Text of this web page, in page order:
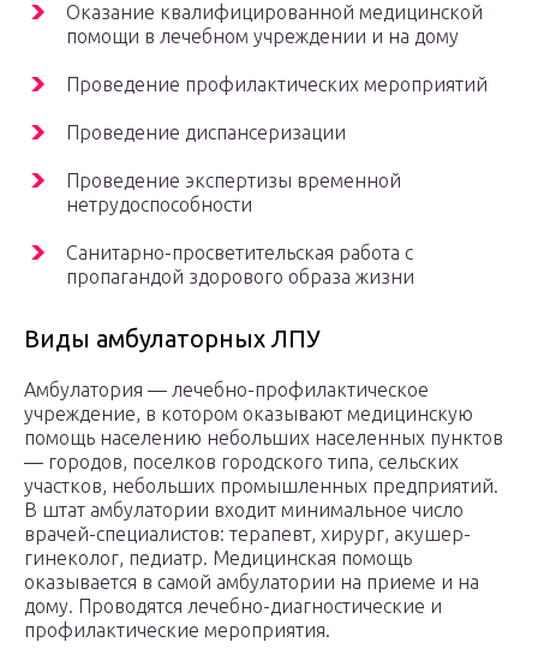
Оказание квалифицированной медицинской
помощи в лечебном учреждении и на дому
Проведение профилактических мероприятий
Проведение диспансеризации
Проведение экспертизы временной
нетрудоспособности
Санитарно-просветительская работа с
пропагандой здорового образа жизни
Виды амбулаторных ЛПУ
Амбулатория — лечебно-профилактическое
учреждение, в котором оказывают медицинскую
помощь населению небольших населенных пунктов
— городов, поселков городского типа, сельских
участков, небольших промышленных предприятий.
В штат амбулатории входит минимальное число
врачей-специалистов: терапевт, хирург, акушер-
гинеколог, педиатр. Медицинская помощь
оказывается в самой амбулатории на приеме и на
дому. Проводятся лечебно-диагностические и
профилактические мероприятия.